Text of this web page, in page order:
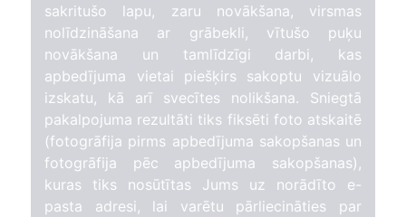
sakritušo lapu, zaru novākšana, virsmas
nolīdzināšana ar grābekli, vītušo puķu
novākšana un tamlīdzīgi darbi, kas
apbedījuma vietai piešķirs sakoptu vizuālo
izskatu, kā arī svecītes nolikšana. Sniegtā
pakalpojuma rezultāti tiks fiksēti foto atskaitē
(fotogrāfija pirms apbedījuma sakopšanas un
fotogrāfija pēc apbedījuma sakopšanas),
kuras tiks nosūtītas Jums uz norādīto e-
pasta adresi, lai varētu pārliecināties par